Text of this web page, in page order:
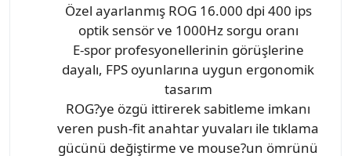
Özel ayarlanmış ROG 16.000 dpi 400 ips
optik sensör ve 1000Hz sorgu oranı
E-spor profesyonellerinin görüşlerine
dayalı, FPS oyunlarına uygun ergonomik
tasarım
ROG?ye özgü ittirerek sabitleme imkanı
veren push-fit anahtar yuvaları ile tıklama
gücünü değiştirme ve mouse?un ömrünü